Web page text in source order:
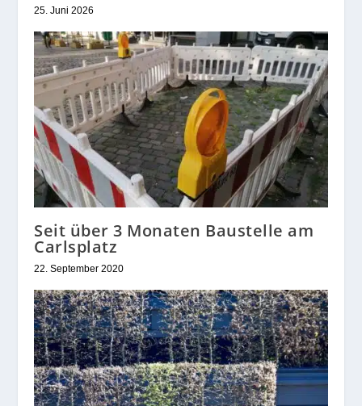
25. Juni 2026
Seit über 3 Monaten Baustelle am
Carlsplatz
22. September 2020